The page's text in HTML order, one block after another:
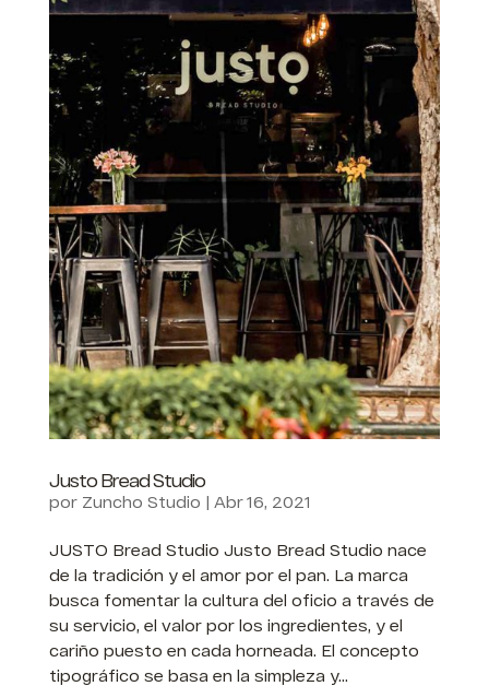
Justo Bread Studio
por Zuncho Studio | Abr 16, 2021
JUSTO Bread Studio Justo Bread Studio nace
de la tradición y el amor por el pan. La marca
busca fomentar la cultura del oficio a través de
su servicio, el valor por los ingredientes, y el
cariño puesto en cada horneada. El concepto
tipográfico se basa en la simpleza y...